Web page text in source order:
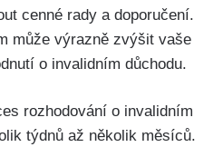
cenné rady a doporučení.
může výrazně zvýšit vaše
o invalidním důchodu.
rozhodování o invalidním
týdnů až několik měsíců.